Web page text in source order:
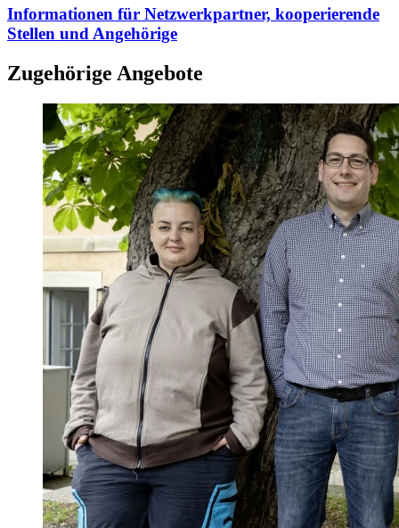
Informationen für Netzwerkpartner, kooperierende
Stellen und Angehörige
Zugehörige Angebote